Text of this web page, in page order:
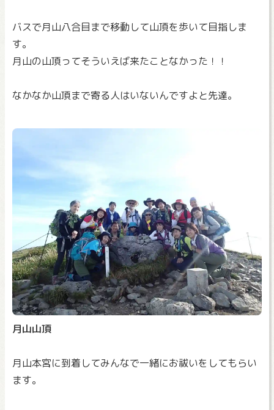
バスで月山八合目まで移動して山頂を歩いて目指しま
す。
月山の山頂ってそういえば来たことなかった！！
なかなか山頂まで寄る人はいないんですよと先達。
月山山頂
月山本宮に到着してみんなで一緒にお祓いをしてもらい
ます。